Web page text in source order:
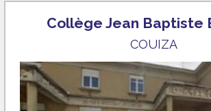
Collège Jean Baptiste
COUIZA